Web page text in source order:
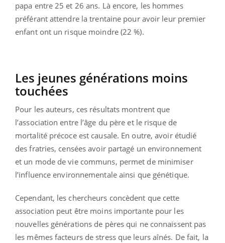
papa entre 25 et 26 ans. Là encore, les hommes
préférant attendre la trentaine pour avoir leur premier
enfant ont un risque moindre (22 %).
Les jeunes générations moins
touchées
Pour les auteurs, ces résultats montrent que
l’association entre l’âge du père et le risque de
mortalité précoce est causale. En outre, avoir étudié
des fratries, censées avoir partagé un environnement
et un mode de vie communs, permet de minimiser
l’influence environnementale ainsi que génétique.
Cependant, les chercheurs concèdent que cette
association peut être moins importante pour les
nouvelles générations de pères qui ne connaissent pas
les mêmes facteurs de stress que leurs aînés. De fait, la